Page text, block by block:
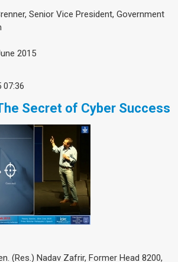
Senior Vice President, Government
2015
07:36
Secret of Cyber Success
(Res.) Nadav Zafrir, Former Head 8200,